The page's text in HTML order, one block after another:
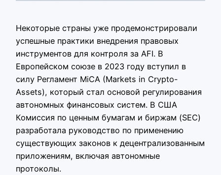
Некоторые страны уже продемонстрировали
успешные практики внедрения правовых
инструментов для контроля за AFI. В
Европейском союзе в 2023 году вступил в
силу Регламент MiCA (Markets in Crypto-
Assets), который стал основой регулирования
автономных финансовых систем. В США
Комиссия по ценным бумагам и биржам (SEC)
разработала руководство по применению
существующих законов к децентрализованным
приложениям, включая автономные
протоколы.